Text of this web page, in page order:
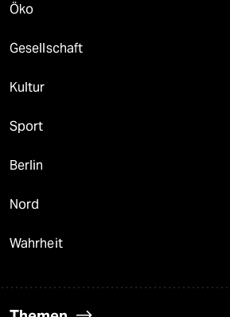
Öko
Gesellschaft
Kultur
Sport
Berlin
Nord
Wahrheit